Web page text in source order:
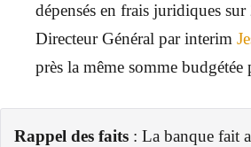
dépensés en frais juridiques
Directeur Général par interim
près la même somme budgétée
Rappel des faits : La banque fait